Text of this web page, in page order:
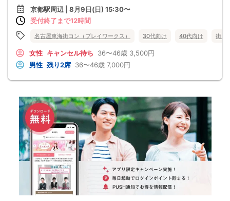
京都駅周辺 | 8月9日(日) 15:30〜
受付終了まで12時間
名古屋東海街コン（プレイワークス） 30代向け 40代向け 街コ
女性 キャンセル待ち 36〜46歳 3,500円
男性 残り2席 36〜46歳 7,000円